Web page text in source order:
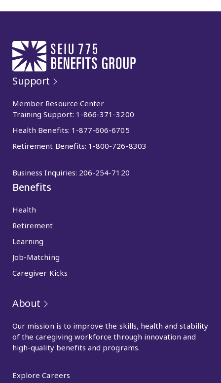
Support
Member Resource Center
Training Support: 1-866-371-3200
Health Benefits: 1-877-606-6705
Retirement Benefits: 1-800-726-8303
Business Inquiries: 206-254-7120
Benefits
Health
Retirement
Learning
Job-Matching
Caregiver Kicks
About
Our mission is to improve the skills, health and stability
of the caregiving workforce through innovation and
high-quality benefits and programs.
Explore Careers